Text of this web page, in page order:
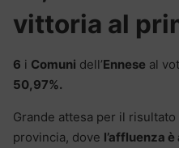
vittoria al
6 i Comuni dell’Ennese al
50,97%.
Grande attesa per il
provincia, dove l’affluenza è